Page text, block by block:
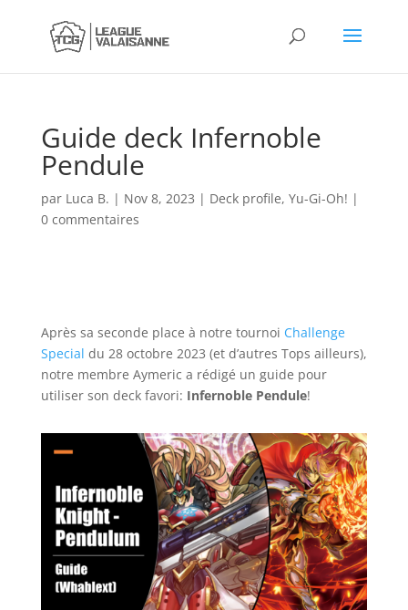
Guide deck Infernoble
Pendule
par Luca B. | Nov 8, 2023 | Deck profile, Yu-Gi-Oh! |
0 commentaires
Après sa seconde place à notre tournoi Challenge
Special du 28 octobre 2023 (et d’autres Tops ailleurs),
notre membre Aymeric a rédigé un guide pour
utiliser son deck favori: Infernoble Pendule!